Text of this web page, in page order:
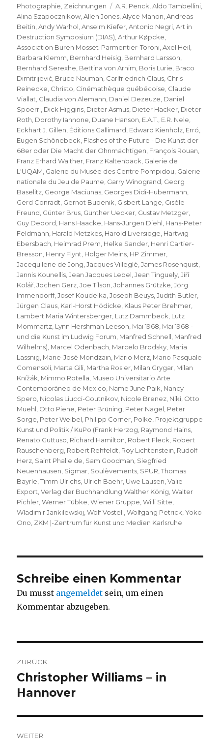
Photographie Zeichnungen Schlagwörter
A.R. Penck ,Aldo Tambellini
Alina Szapocznikow ,Allen Jones ,Alyce Mahon ,Andreas
Beitin ,Andy Warhol ,Anselm Kiefer ,Antonio Negri ,Art in
Destruction Symposium (DIAS) ,Arthur Køpcke
Association Buren Mosset-Parmentier-Toroni ,Axel Heil
Barbara Klemm Bernhard Heisig Bernhard Larsson
Bernhard Serexhe Bettina von Arnim Boris Lurie Braco
Dimitrijević Bruce Nauman Carlfriedrich Claus Chris
Reinecke Christo Cinémathèque québécoise Claude
Viallat Claudia von Alemann Daniel Dezeuze Daniel
Spoerri Dick Higgins Dieter Asmus Dieter Hacker Dieter
Roth Dorothy Iannone Duane Hanson E.A.T. E.R. Nele
Eckhart J. Gillen Éditions Gallimard Edward Kienholz Erró
Eugen Schönebeck Flashes of the Future - Die Kunst der
68er oder Die Macht der Ohnmächtigen François Rouan
Franz Erhard Walther Franz Kaltenbäck Galerie de
L'UQAM Galerie du Musée des Centre Pompidou Galerie
nationale du Jeu de Paume Garry Winogrand Georg
Baselitz George Maciunas Georges Didi-Hubermann
Gerd Conradt Gernot Bubenik Gisbert Lange Gisèle
Freund Günter Brus Günther Uecker Gustav Metzger
Guy Debord Hans Haacke Hans-Jürgen Diehl Hans-Peter
Feldmann Harald Metzkes Harold Liversidge Hartwig
Ebersbach Heimrad Prem Helke Sander Henri Cartier-
Bresson Henry Flynt Holger Meins HP Zimmer
Jacequilene de Jong ,Jacques Villeglé ,James Rosenquist
Jannis Kounellis ,Jean Jacques Lebel ,Jean Tinguely ,Jiří
Kolář ,Jochen Gerz ,Joe Tilson ,Johannes Grützke ,Jörg
Immendorff,Josef Koudelka ,Joseph Beuys ,Judith Butler
Jürgen Claus Karl-Horst Hödicke Klaus Peter Brehmer
Lambert Maria Wintersberger Lutz Dammbeck Lutz
Mommartz Lynn Hershman Leeson Mai 1968 Mai 1968 -
und die Kunst im Ludwig Forum Manfred Schnell Manfred
Wilhelms) Marcel Odenbach Marcelo Brodsky Maria
Lassnig Marie-José Mondzain Mario Merz Mario Pasquale
Comensoli Marta Gili Martha Rosler Milan Grygar Milan
Knížák Mimmo Rotella Museo Universitario Arte
Contemporáneo de Mexico Name June Paik Nancy
Spero Nicolas Liucci-Goutnikov Nicole Brenez Niki Otto
Muehl Otto Piene Peter Brüning Peter Nagel Peter
Sorge Peter Weibel Philipp Corner Polke Projektgruppe
Kunst und Politik / KuPo (Frank Herzog Raymond Hains
Renato Guttuso Richard Hamilton Robert Fleck Robert
Rauschenberg Robert Rehfeldt Roy Lichtenstein Rudolf
Herz Saint Phalle de Sam Goodman Siegfried
Neuenhausen Sigmar Soulèvements SPUR ,Thomas
Bayrle ,Timm Ulrichs Ulrich Baehr Uwe Lausen ,Valie
Export ,Verlag der Buchhandlung Walther König ,Walter
Pichler ,Werner Tübke ,Wiener Gruppe ,Willi Sitte
Wladimir Jankilewskij ,Wolf Vostell ,Wolfgang Petrick ,Yoko
Ono ZKM |-Zentrum für Kunst und Medien Karlsruhe
Schreibe einen Kommentar
Du musst angemeldet sein, um einen
Kommentar abzugeben.
ZURÜCK
Vorheriger
Beitrag:
Christopher Williams – in
Hannover
WEITER